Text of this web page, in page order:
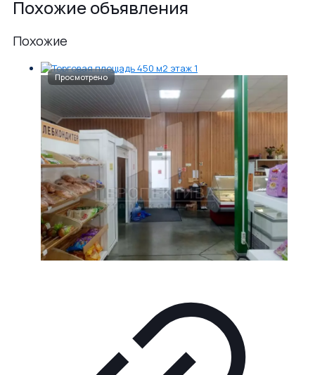
Похожие объявления
Похожие